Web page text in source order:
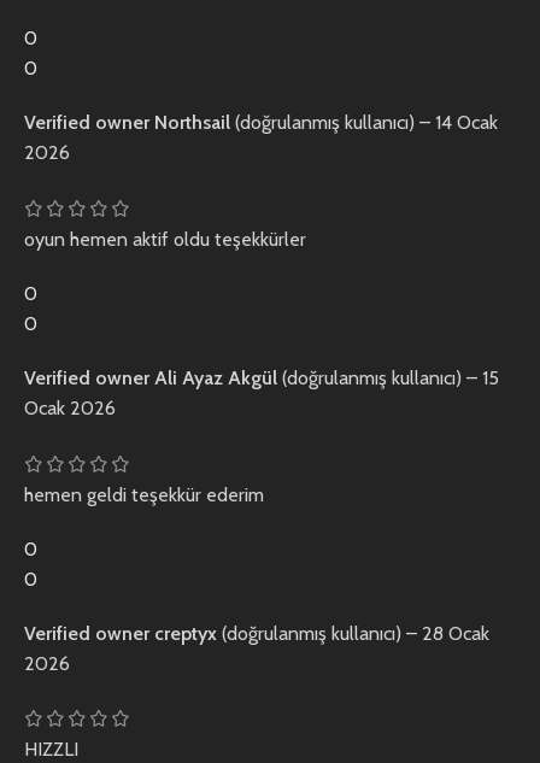
0
0
Verified owner Northsail (doğrulanmış kullanıcı) – 14 Ocak
2026
oyun hemen aktif oldu teşekkürler
0
0
Verified ownerAli Ayaz Akgül (doğrulanmış kullanıcı) – 15
Ocak 2026
hemen geldi teşekkür ederim
0
0
Verified owner creptyx (doğrulanmış kullanıcı) – 28 Ocak
2026
HIZZLI